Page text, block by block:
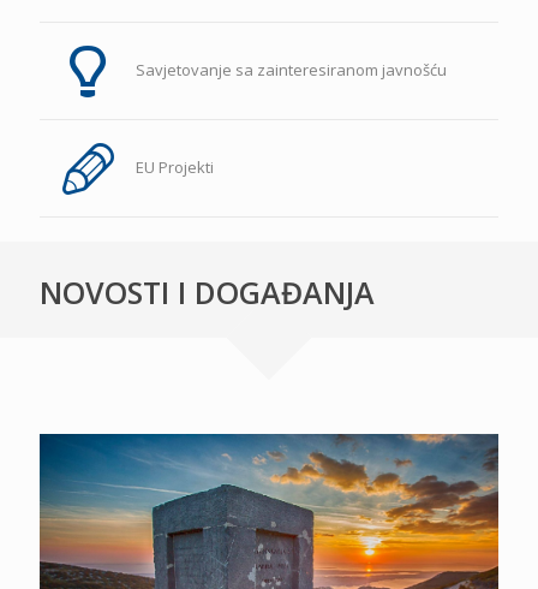
Savjetovanje sa zainteresiranom javnošću
EU Projekti
NOVOSTI I DOGAĐANJA